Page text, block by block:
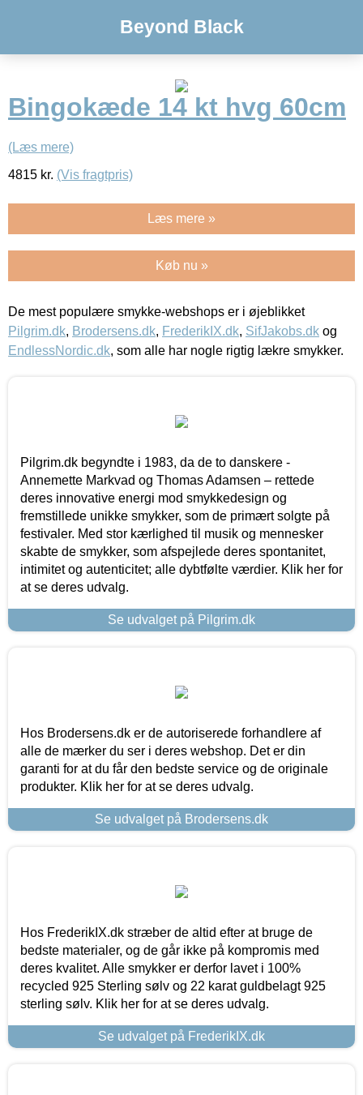
Beyond Black
Bingokæde 14 kt hvg 60cm
(Læs mere)
4815 kr. (Vis fragtpris)
Læs mere »
Køb nu »
De mest populære smykke-webshops er i øjeblikket
Pilgrim.dk, Brodersens.dk, FrederikIX.dk, SifJakobs.dk og
EndlessNordic.dk, som alle har nogle rigtig lækre smykker.
Pilgrim.dk begyndte i 1983, da de to danskere -
Annemette Markvad og Thomas Adamsen – rettede
deres innovative energi mod smykkedesign og
fremstillede unikke smykker, som de primært solgte på
festivaler. Med stor kærlighed til musik og mennesker
skabte de smykker, som afspejlede deres spontanitet,
intimitet og autenticitet; alle dybtfølte værdier. Klik her for
at se deres udvalg.
Se udvalget på Pilgrim.dk
Hos Brodersens.dk er de autoriserede forhandlere af
alle de mærker du ser i deres webshop. Det er din
garanti for at du får den bedste service og de originale
produkter. Klik her for at se deres udvalg.
Se udvalget på Brodersens.dk
Hos FrederikIX.dk stræber de altid efter at bruge de
bedste materialer, og de går ikke på kompromis med
deres kvalitet. Alle smykker er derfor lavet i 100%
recycled 925 Sterling sølv og 22 karat guldbelagt 925
sterling sølv. Klik her for at se deres udvalg.
Se udvalget på FrederikIX.dk